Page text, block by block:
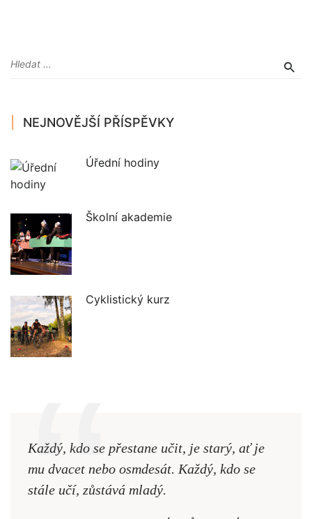
NEJNOVĚJŠÍ PŘÍSPĚVKY
Úřední hodiny
Školní akademie
Cyklistický kurz
Každý, kdo se přestane učit, je starý, ať je
mu dvacet nebo osmdesát. Každý, kdo se
stále učí, zůstává mladý.